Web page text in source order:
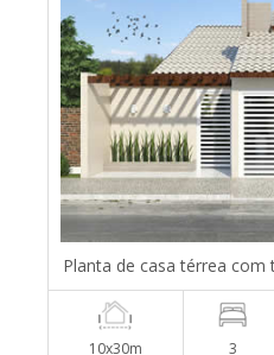
Planta de casa térrea com
10x30m 3